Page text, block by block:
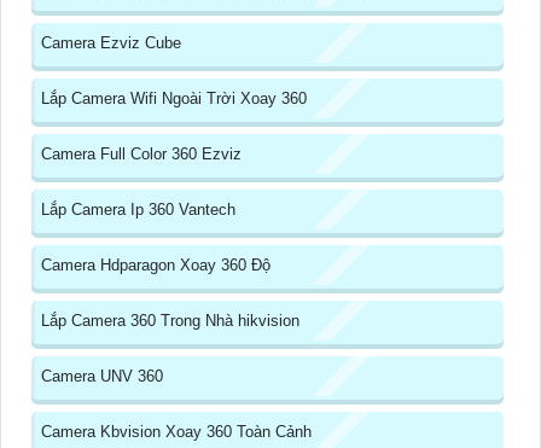
Camera Ezviz Cube
Lắp Camera Wifi Ngoài Trời Xoay 360
Camera Full Color 360 Ezviz
Lắp Camera Ip 360 Vantech
Camera Hdparagon Xoay 360 Độ
Lắp Camera 360 Trong Nhà hikvision
Camera UNV 360
Camera Kbvision Xoay 360 Toàn Cảnh